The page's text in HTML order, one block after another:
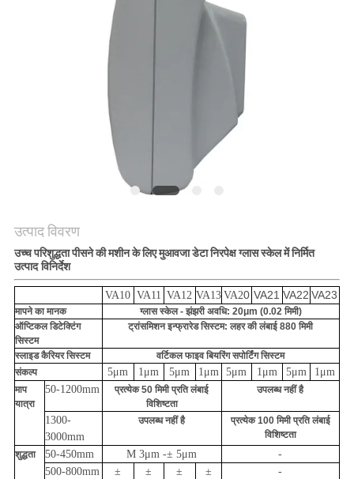
उत्पाद विवरण
उच्च परिशुद्धता पीसने की मशीन के लिए मुआवजा डेटा निरपेक्ष ग्लास स्केल में निर्मित
उत्पाद विनिर्देश
VA10 VA11 VA12 VA13 VA20 VA21 VA22 VA23
मापने का मानक
ग्लास स्केल - झंझरी अवधि: 20μm (0.02 मिमी)
ऑप्टिकल डिटेक्टिंग
सिस्टम
ट्रांसमिशन इन्फ्रारेड सिस्टम: लहर की लंबाई 880 मिमी
स्लाइड कैरियर सिस्टम
वर्टिकल फाइव बियरिंग सपोर्टिंग सिस्टम
संकल्प
5μm 1μm 5μm 1μm 5μm 1μm 5μm 1μm
माप
यात्रा
50-1200mm
प्रत्येक 50 मिमी प्रति लंबाई
विशिष्टता
उपलब्ध नहीं है
1300-
3000mm
उपलब्ध नहीं है
प्रत्येक 100 मिमी प्रति लंबाई
विशिष्टता
शुद्धता
50-450mm M 3μm -± 5μm
-
500-800mm
±
±
±
±
-